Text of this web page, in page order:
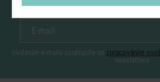
Nenechte si ujít
vložením e-mailu souhlasíte se zpracováním
newsletteru